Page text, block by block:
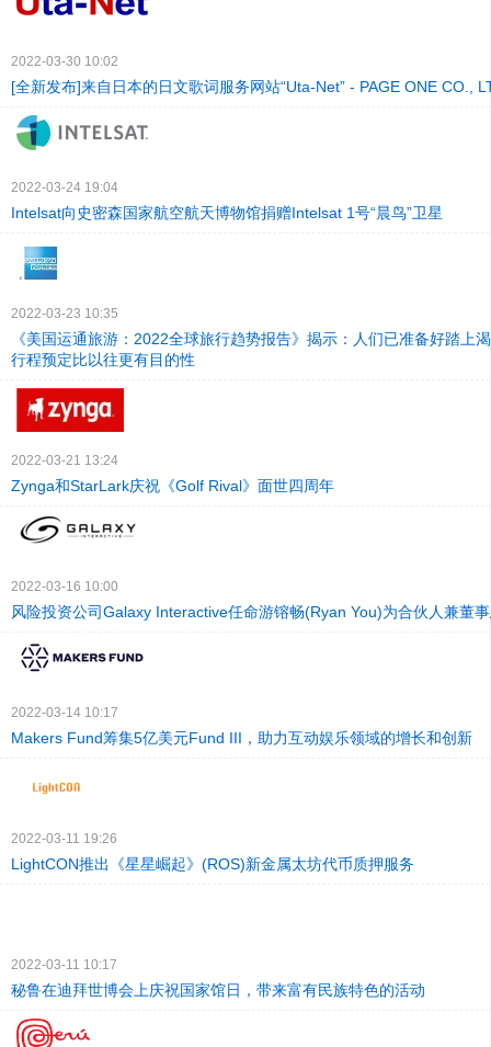
2022-03-30 10:02
[全新发布]来自日本的日文歌词服务网站“Uta-Net” - PAGE ONE CO.,
2022-03-24 19:04
Intelsat向史密森国家航空航天博物馆捐赠Intelsat 1号“晨鸟”卫星
2022-03-23 10:35
《美国运通旅游：2022全球旅行趋势报告》揭示：人们已准备好踏上
行程预定比以往更有目的性
2022-03-21 13:24
Zynga和StarLark庆祝《Golf Rival》面世四周年
2022-03-16 10:00
风险投资公司Galaxy Interactive任命游镕畅(Ryan You)为合伙人兼董
2022-03-14 10:17
Makers Fund筹集5亿美元Fund III，助力互动娱乐领域的增长和创新
2022-03-11 19:26
LightCON推出《星星崛起》(ROS)新金属太坊代币质押服务
2022-03-11 10:17
秘鲁在迪拜世博会上庆祝国家馆日，带来富有民族特色的活动